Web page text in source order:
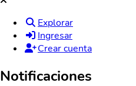
Explorar
Ingresar
Crear cuenta
Notificaciones